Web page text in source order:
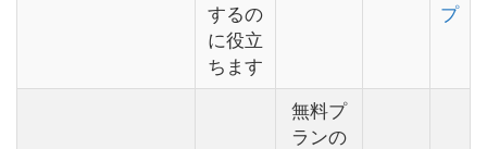
するの
に役立
ちます
プ
無料プ
ランの